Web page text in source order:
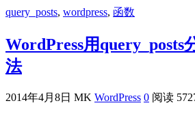
query_posts, wordpress, 函数
WordPress用query_posts
法
2014年4月8日 MK WordPress 0 阅读